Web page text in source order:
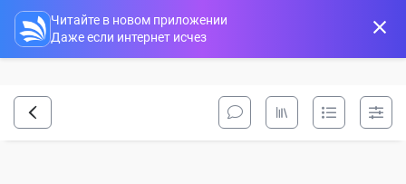
Читайте в новом приложении
Даже если интернет исчез